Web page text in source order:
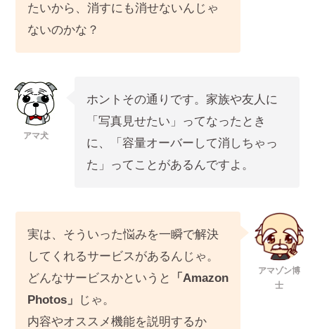
たいから、消すにも消せないんじゃ
ないのかな？
アマ犬
ホントその通りです。家族や友人に
「写真見せたい」ってなったとき
に、「容量オーバーして消しちゃっ
た」ってことがあるんですよ。
実は、そういった悩みを一瞬で解決
してくれるサービスがあるんじゃ。
どんなサービスかというと
「Amazon
Photos」
じゃ。
内容やオススメ機能を説明するか
アマゾン博
士